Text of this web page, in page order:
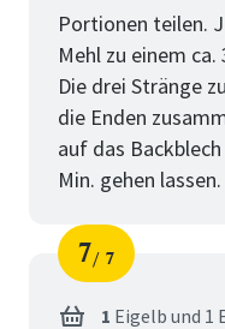
Portionen teilen.
Mehl zu einem
Die drei Stränge
die Enden
auf das
Min. gehen lassen.
Schritt
7
von
7
1 Eigelb und 1